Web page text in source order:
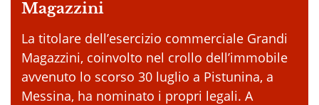
Magazzini
La titolare dell’esercizio commerciale Grandi
Magazzini, coinvolto nel crollo dell’immobile
avvenuto lo scorso 30 luglio a Pistunina, a
Messina, ha nominato i propri legali. A